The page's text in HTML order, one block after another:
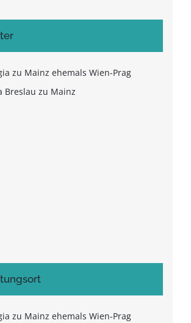
zu Mainz ehemals Wien-Prag
Breslau zu Mainz
zu Mainz ehemals Wien-Prag